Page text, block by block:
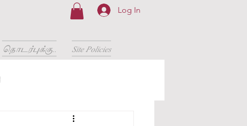
Log In
தொடர்புக்கு.. Site Policies